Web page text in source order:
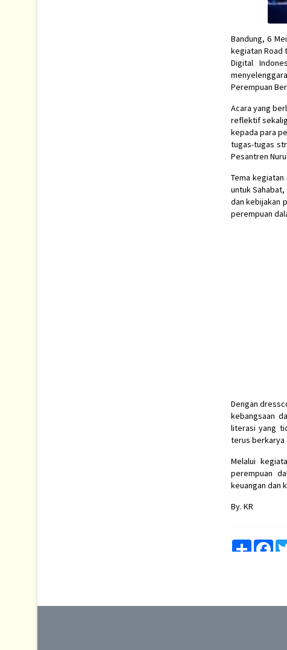
Bandung, 6
kegiatan Road
Digital
Perempuan
Acara yang
reflektif
kepada para
tugas-tugas
Pesantren
Tema kegiatan
untuk
dan kebijakan
perempuan
Dengan
kebangsaan
literasi yang
terus berkarya
Melalui
perempuan
keuangan dan
By. KR
Share